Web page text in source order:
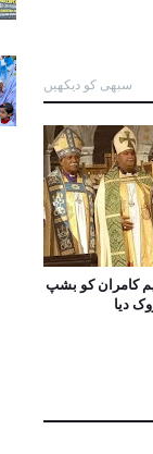
سبھی کو دیکھیں
کامران کو بشپ
دیا